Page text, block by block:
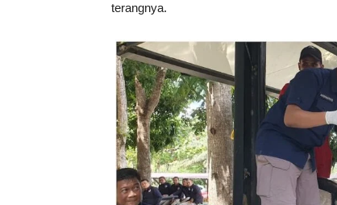
terangnya.